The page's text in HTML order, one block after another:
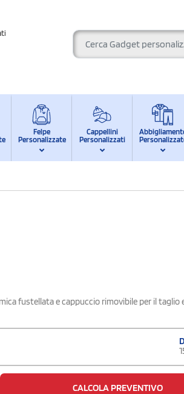
Felpe
Personalizzate
Cappellini
Personalizzati
fustellata e cappuccio rimovibile per il taglio
CALCOLA PREVENTIVO